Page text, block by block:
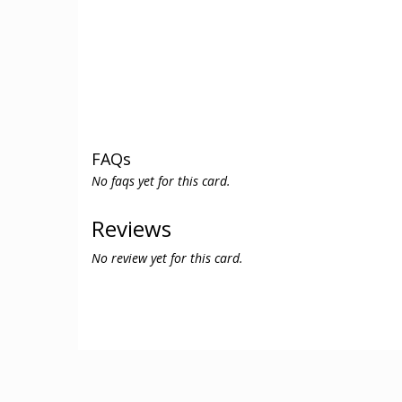
FAQs
No faqs yet for this card.
Reviews
No review yet for this card.